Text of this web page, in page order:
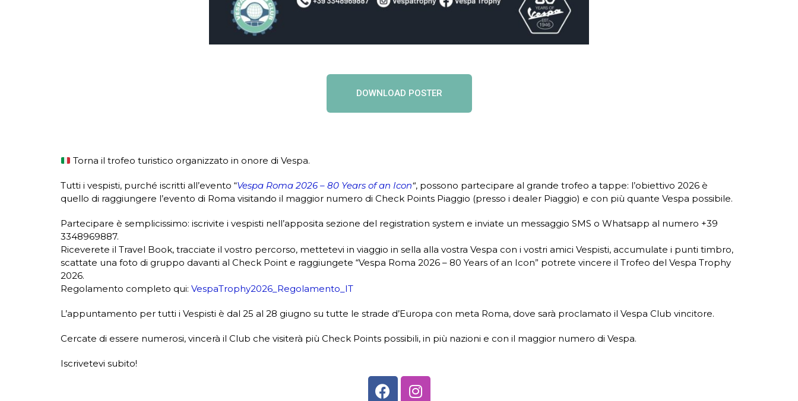
DOWNLOAD POSTER
Torna il trofeo turistico organizzato in onore di Vespa.
Tutti i vespisti, purché iscritti all’evento “Vespa Roma 2026 – 80 Years of an Icon“, possono partecipare al grande trofeo a tappe: l’obiettivo 2026 è
quello di raggiungere l’evento di Roma visitando il maggior numero di Check Points Piaggio (presso i dealer Piaggio) e con più quante Vespa possibile.
Partecipare è semplicissimo: iscrivite i vespisti nell’apposita sezione del registration system e inviate un messaggio SMS o Whatsapp al numero +39
3348969887.
Riceverete il Travel Book, tracciate il vostro percorso, mettetevi in viaggio in sella alla vostra Vespa con i vostri amici Vespisti, accumulate i punti timbro,
scattate una foto di gruppo davanti al Check Point e raggiungete “Vespa Roma 2026 – 80 Years of an Icon” potrete vincere il Trofeo del Vespa Trophy
2026.
Regolamento completo qui: VespaTrophy2026_Regolamento_IT
L’appuntamento per tutti i Vespisti è dal 25 al 28 giugno su tutte le strade d’Europa con meta Roma, dove sarà proclamato il Vespa Club vincitore.
Cercate di essere numerosi, vincerà il Club che visiterà più Check Points possibili, in più nazioni e con il maggior numero di Vespa.
Iscrivetevi subito!